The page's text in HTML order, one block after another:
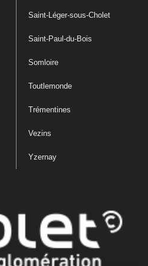
Saint-Léger-sous-Cholet
Saint-Paul-du-Bois
Somloire
Toutlemonde
Trémentines
Vezins
Yzernay